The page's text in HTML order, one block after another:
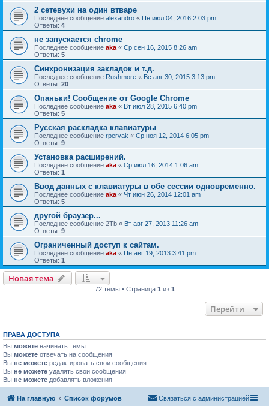
2 сетевухи на один втваре
Последнее сообщение alexandro « Пн июл 04, 2016 2:03 pm
Ответы: 4
не запускается chrome
Последнее сообщение aka « Ср сен 16, 2015 8:26 am
Ответы: 5
Синхронизация закладок и т.д.
Последнее сообщение Rushmore « Вс авг 30, 2015 3:13 pm
Ответы: 20
Опаньки! Сообщение от Google Chrome
Последнее сообщение aka « Вт июл 28, 2015 6:40 pm
Ответы: 5
Русская раскладка клавиатуры
Последнее сообщение rpervak « Ср ноя 12, 2014 6:05 pm
Ответы: 9
Установка расширений.
Последнее сообщение aka « Ср июл 16, 2014 1:06 am
Ответы: 1
Ввод данных с клавиатуры в обе сессии одновременно.
Последнее сообщение aka « Чт июн 26, 2014 12:01 am
Ответы: 5
другой браузер...
Последнее сообщение 2Тb « Вт авг 27, 2013 11:26 am
Ответы: 9
Ограниченный доступ к сайтам.
Последнее сообщение aka « Пн авг 19, 2013 3:41 pm
Ответы: 1
Новая тема
72 темы • Страница 1 из 1
Перейти
ПРАВА ДОСТУПА
Вы можете начинать темы
Вы можете отвечать на сообщения
Вы не можете редактировать свои сообщения
Вы не можете удалять свои сообщения
Вы не можете добавлять вложения
На главную Список форумов Связаться с администрацией